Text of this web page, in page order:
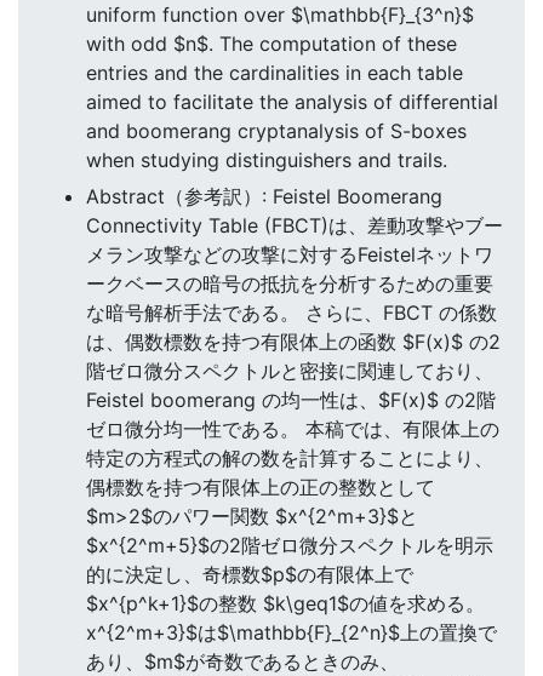
uniform function over $\mathbb{F}_{3^n}$
with odd $n$. The computation of these
entries and the cardinalities in each table
aimed to facilitate the analysis of differential
and boomerang cryptanalysis of S-boxes
when studying distinguishers and trails.
Abstract（参考訳）: Feistel Boomerang
Connectivity Table (FBCT)は、差動攻撃やブー
メラン攻撃などの攻撃に対するFeistelネットワ
ークベースの暗号の抵抗を分析するための重要
な暗号解析手法である。 さらに、FBCT の係数
は、偶数標数を持つ有限体上の函数 $F(x)$ の2
階ゼロ微分スペクトルと密接に関連しており、
Feistel boomerang の均一性は、$F(x)$ の2階
ゼロ微分均一性である。 本稿では、有限体上の
特定の方程式の解の数を計算することにより、
偶標数を持つ有限体上の正の整数として
$m>2$のパワー関数 $x^{2^m+3}$と
$x^{2^m+5}$の2階ゼロ微分スペクトルを明示
的に決定し、奇標数$p$の有限体上で
$x^{p^k+1}$の整数 $k\geq1$の値を求める。
x^{2^m+3}$は$\mathbb{F}_{2^n}$上の置換で
あり、$m$が奇数であるときのみ、